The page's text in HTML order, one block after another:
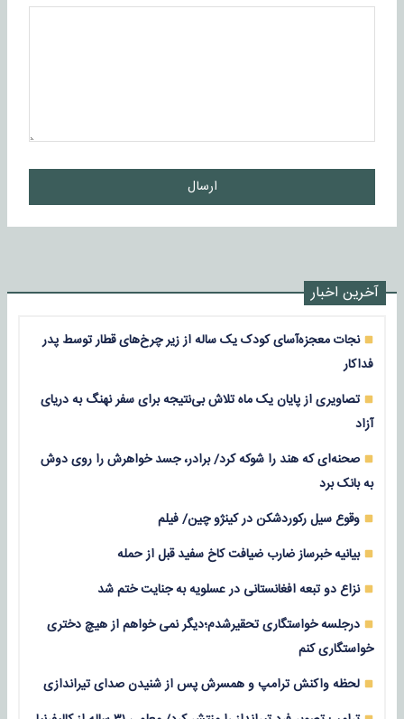
ارسال
آخرین اخبار
نجات معجزه‌آسای کودک یک ساله از زیر چرخ‌های قطار توسط پدر
فداکار
تصاویری از پایان یک ماه تلاش بی‌نتیجه برای سفر نهنگ به دریای
آزاد
صحنه‌ای که هند را شوکه کرد/ برادر، جسد خواهرش را روی دوش
به بانک برد
وقوع سیل رکوردشکن در کینژو چین/ فیلم
بیانیه خبرساز ضارب ضیافت کاخ سفید قبل از حمله
نزاع دو تبعه افغانستانی در عسلویه به جنایت ختم شد
درجلسه خواستگاری تحقیرشدم؛دیگر نمی خواهم از هیچ دختری
خواستگاری کنم
لحظه واکنش ترامپ و همسرش پس از شنیدن صدای تیراندازی